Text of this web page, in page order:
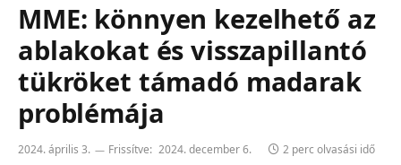
MME: könnyen kezelhető az
ablakokat és visszapillantó
tükröket támadó madarak
problémája
2024. április 3. Frissítve: 2024. december 6. 2 perc olvasási idő